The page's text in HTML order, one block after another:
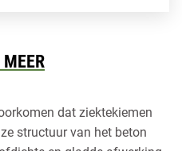
MEER
dat ziektekiemen
structuur van het beton